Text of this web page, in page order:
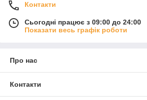
Контакти
Сьогодні працює з 09:00 до 24:00
Показати весь графік роботи
Про нас
Контакти